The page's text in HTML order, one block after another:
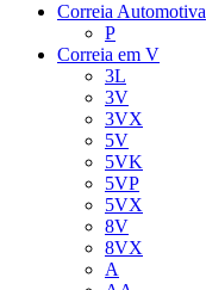
Correia Automotiva
P
Correia em V
3L
3V
3VX
5V
5VK
5VP
5VX
8V
8VX
A